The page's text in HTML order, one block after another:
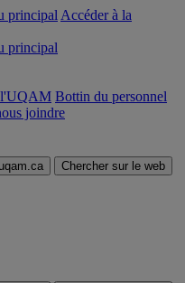
principal Accéder à la
principal
l'UQAM Bottin du personnel
joindre
Chercher sur le web